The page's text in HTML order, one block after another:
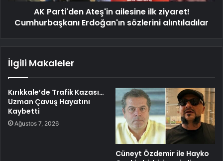
AK Parti'den Ateş'in ailesine ilk ziyaret!
Cumhurbaşkanı Erdoğan'ın sözlerini alıntıladılar
İlgili Makaleler
Kırıkkale’de Trafik Kazası…
Uzman Çavuş Hayatını
Kaybetti
Ağustos 7, 2026
Cüneyt Özdemir ile Hayko